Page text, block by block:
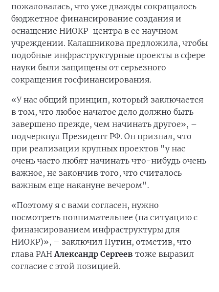
пожаловалась, что уже дважды сокращалось
бюджетное финансирование создания и
оснащение НИОКР-центра в ее научном
учреждении. Калашникова предложила, чтобы
подобные инфраструктурные проекты в сфере
науки были защищены от серьезного
сокращения госфинансирования.
«У нас общий принцип, который заключается
в том, что любое начатое дело должно быть
завершено прежде, чем начинать другое», –
подчеркнул Президент РФ. Он признал, что
при реализации крупных проектов "у нас
очень часто любят начинать что-нибудь очень
важное, не закончив того, что считалось
важным еще накануне вечером".
«Поэтому я с вами согласен, нужно
посмотреть повнимательнее (на ситуацию с
финансированием инфраструктуры для
НИОКР)», – заключил Путин, отметив, что
глава РАНАлександр Сергеев тоже выразил
согласие с этой позицией.